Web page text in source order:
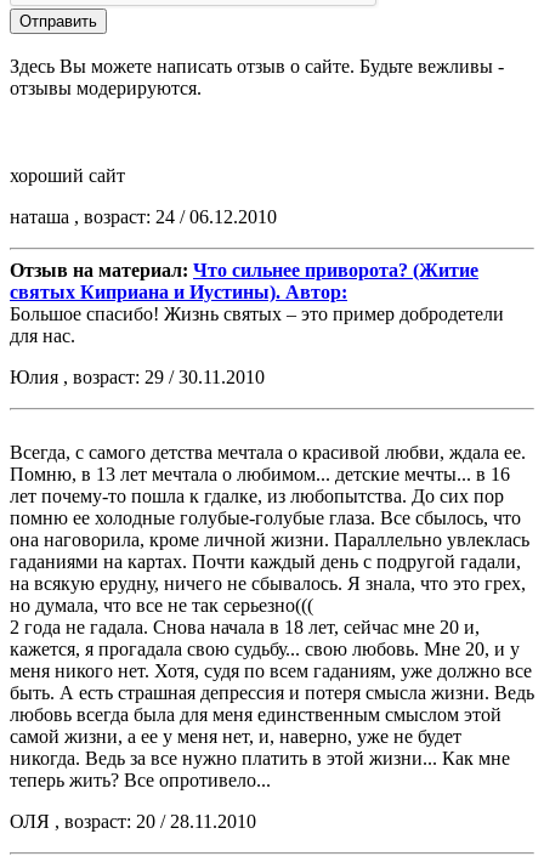
Здесь Вы можете написать отзыв о сайте. Будьте вежливы -
отзывы модерируются.
хороший сайт
наташа , возраст: 24 / 06.12.2010
Отзыв на материал: Что сильнее приворота? (Житие
святых Киприана и Иустины). Автор:
Большое спасибо! Жизнь святых – это пример добродетели
для нас.
Юлия , возраст: 29 / 30.11.2010
Всегда, с самого детства мечтала о красивой любви, ждала ее.
Помню, в 13 лет мечтала о любимом... детские мечты... в 16
лет почему-то пошла к гдалке, из любопытства. До сих пор
помню ее холодные голубые-голубые глаза. Все сбылось, что
она наговорила, кроме личной жизни. Параллельно увлеклась
гаданиями на картах. Почти каждый день с подругой гадали,
на всякую ерудну, ничего не сбывалось. Я знала, что это грех,
но думала, что все не так серьезно(((
2 года не гадала. Снова начала в 18 лет, сейчас мне 20 и,
кажется, я прогадала свою судьбу... свою любовь. Мне 20, и у
меня никого нет. Хотя, судя по всем гаданиям, уже должно все
быть. А есть страшная депрессия и потеря смысла жизни. Ведь
любовь всегда была для меня единственным смыслом этой
самой жизни, а ее у меня нет, и, наверно, уже не будет
никогда. Ведь за все нужно платить в этой жизни... Как мне
теперь жить? Все опротивело...
ОЛЯ , возраст: 20 / 28.11.2010